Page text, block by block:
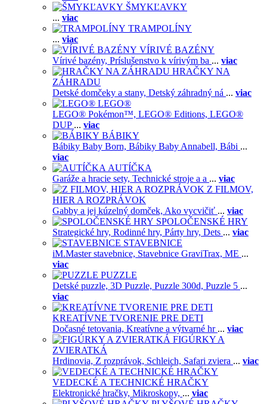
ŠMYKĽAVKY
... viac
TRAMPOLÍNY
... viac
VÍRIVÉ BAZÉNY
Vírivé bazény, Príslušenstvo k vírivým ba ... viac
HRAČKY NA
ZÁHRADU
Detské domčeky a stany, Detský záhradný ná ... viac
LEGO®
LEGO® Pokémon™, LEGO® Editions, LEGO®
DUP ... viac
BÁBIKY
Bábiky Baby Born, Bábiky Baby Annabell, Bábi ...
viac
AUTÍČKA
Garáže a hracie sety, Technické stroje a a ... viac
Z FILMOV,
HIER A ROZPRÁVOK
Gabby a jej kúzelný domček, Ako vycvičiť ... viac
SPOLOČENSKÉ HRY
Strategické hry, Rodinné hry, Párty hry, Dets ... viac
STAVEBNICE
iM.Master stavebnice, Stavebnice GraviTrax, ME ...
viac
PUZZLE
Detské puzzle, 3D Puzzle, Puzzle 300d, Puzzle 5 ...
viac
KREATÍVNE TVORENIE PRE DETI
Dočasné tetovania, Kreatívne a výtvarné hr ... viac
FIGÚRKY A
ZVIERATKÁ
Hrdinovia, Z rozprávok, Schleich, Safari zviera ... viac
VEDECKÉ A TECHNICKÉ HRAČKY
Elektronické hračky, Mikroskopy, ... viac